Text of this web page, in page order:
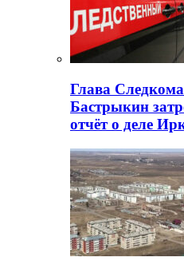
Глава
Бастрыкин
отчёт о деле